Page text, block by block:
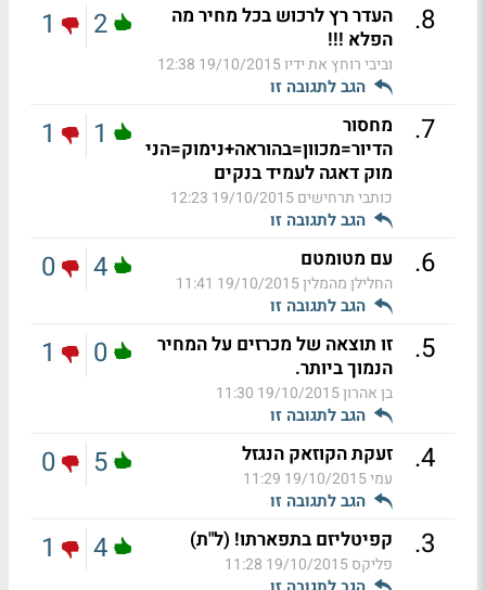
8
.
העדר רץ לרכוש בכל מחיר מה
הפלא !!!
וביבי רוחץ את ידיו19/10/2015 12:38
הגב לתגובה זו
2
1
7
.
מחסור
הדיור=מכוון=בהוראה+נימוק=הני
מוק דאגה לעמיד בנקים
כותבי תרחישים19/10/2015 12:23
הגב לתגובה זו
1
1
6
. עם מטומטם
החלילן מהמלין19/10/2015 11:41
הגב לתגובה זו
4
0
5
.
זו תוצאה של מכרזים על המחיר
הנמוך ביותר.
בן אהרון19/10/2015 11:30
הגב לתגובה זו
0
1
4
. זעקת הקוזאק הנגזל
עמי19/10/2015 11:29
הגב לתגובה זו
5
0
3
. קפיטליזם בתפארתו! (ל"ת)
פליקס19/10/2015 11:28
4
1